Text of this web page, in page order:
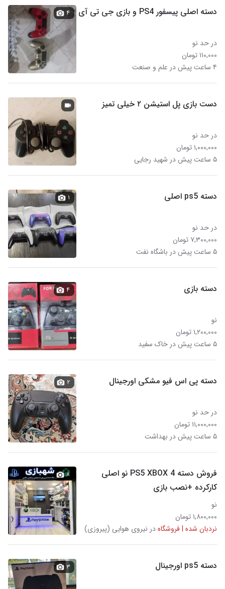
دسته اصلی پیسفور PS4 و بازی جی تی آی
در حد نو
۱۱۰,۰۰۰ تومان
۴ ساعت پیش در علم و صنعت
۴
دست بازی پل استیشن ۲ خیلی تمیز
در حد نو
۱,۰۰۰,۰۰۰ تومان
۵ ساعت پیش در شهید رجایی
دسته ps5 اصلی
در حد نو
۷,۳۰۰,۰۰۰ تومان
۵ ساعت پیش در باشگاه نفت
۱
دسته بازی
نو
۱,۲۰۰,۰۰۰ تومان
۵ ساعت پیش در خاک سفید
۴
دسته پی اس فیو مشکی اورجینال
در حد نو
۱۱,۰۰۰,۰۰۰ تومان
۵ ساعت پیش در بهداشت
۲
فروش دسته PS5 XBOX 4 نو اصلی
کارکرده +نصب بازی
نو
۱,۸۰۰,۰۰۰ تومان
نردبان شده | فروشگاهدر نیروی هوایی (پیروزی)
۸
دسته ps5 اورجینال ۳